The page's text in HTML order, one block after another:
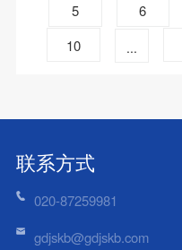
5
6
10
...
联系方式
020-87259981
gdjskb@gdjskb.com